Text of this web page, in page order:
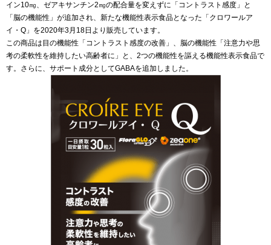
イン10㎎、ゼアキサンチン2㎎の配合量を変えずに「コントラスト感度」と
「脳の機能性」が追加され、新たな機能性表示食品となった「クロワールア
イ・Q」を2020年3月18日より販売しています。
この商品は目の機能性「コントラスト感度の改善」、脳の機能性「注意力や思
考の柔軟性を維持したい高齢者に」と、2つの機能性を謳える機能性表示食品で
す。さらに、サポート成分としてGABAを追加しました。